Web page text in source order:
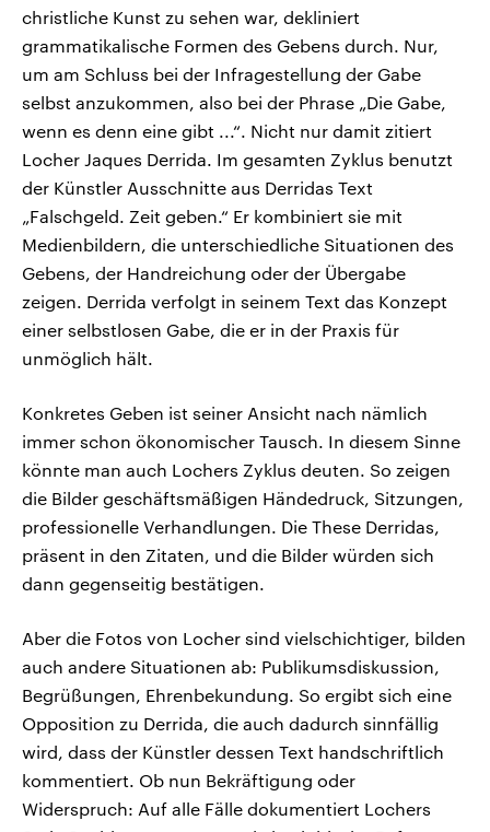
christliche Kunst zu sehen war, dekliniert
grammatikalische Formen des Gebens durch. Nur,
um am Schluss bei der Infragestellung der Gabe
selbst anzukommen, also bei der Phrase „Die Gabe,
wenn es denn eine gibt ...“. Nicht nur damit zitiert
Locher Jaques Derrida. Im gesamten Zyklus benutzt
der Künstler Ausschnitte aus Derridas Text
„Falschgeld. Zeit geben.“ Er kombiniert sie mit
Medienbildern, die unterschiedliche Situationen des
Gebens, der Handreichung oder der Übergabe
zeigen. Derrida verfolgt in seinem Text das Konzept
einer selbstlosen Gabe, die er in der Praxis für
unmöglich hält.
Konkretes Geben ist seiner Ansicht nach nämlich
immer schon ökonomischer Tausch. In diesem Sinne
könnte man auch Lochers Zyklus deuten. So zeigen
die Bilder geschäftsmäßigen Händedruck, Sitzungen,
professionelle Verhandlungen. Die These Derridas,
präsent in den Zitaten, und die Bilder würden sich
dann gegenseitig bestätigen.
Aber die Fotos von Locher sind vielschichtiger, bilden
auch andere Situationen ab: Publikumsdiskussion,
Begrüßungen, Ehrenbekundung. So ergibt sich eine
Opposition zu Derrida, die auch dadurch sinnfällig
wird, dass der Künstler dessen Text handschriftlich
kommentiert. Ob nun Bekräftigung oder
Widerspruch: Auf alle Fälle dokumentiert Lochers